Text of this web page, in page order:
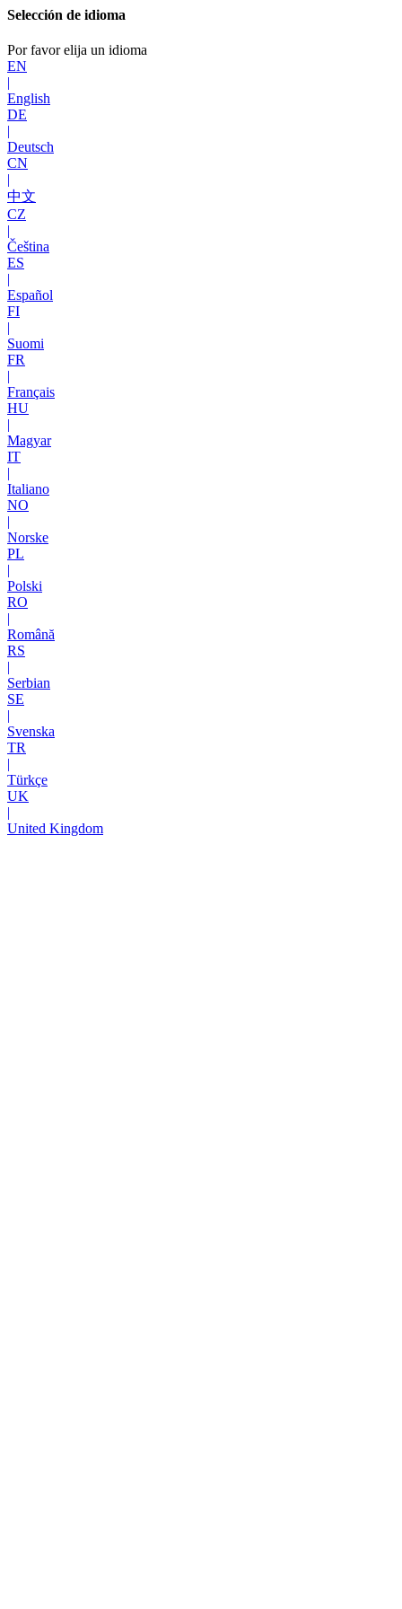
Selección de idioma
Por favor elija un idioma
EN
|
English
DE
|
Deutsch
CN
|
中文
CZ
|
Čeština
ES
|
Español
FI
|
Suomi
FR
|
Français
HU
|
Magyar
IT
|
Italiano
NO
|
Norske
PL
|
Polski
RO
|
Română
RS
|
Serbian
SE
|
Svenska
TR
|
Türkçe
UK
|
United Kingdom